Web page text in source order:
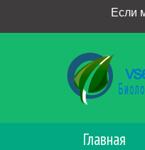
Если
Главная